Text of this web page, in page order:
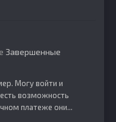
Завершенные
Могу войти и
возможность
платеже они...